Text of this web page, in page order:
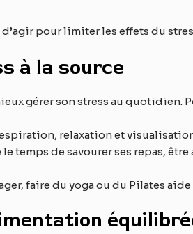
pour limiter les effets du
à la source
gérer son stress au quotidien.
relaxation et
le temps de savourer ses repas,
faire du yoga ou du Pilates